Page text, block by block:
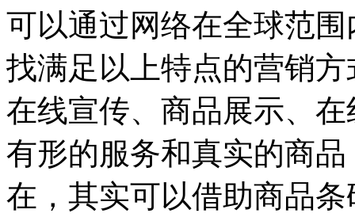
可以通过网络在全球范
找满足以上特点的营销
在线宣传、商品展示、
有形的服务和真实的商
在，其实可以借助商品